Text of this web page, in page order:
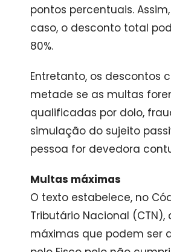
pontos percentuais.
caso, o desconto total
80%.
Entretanto, os descontos
metade se as multas
qualificadas por dolo,
simulação do sujeito
pessoa for devedora
Multas máximas
O texto estabelece, no
Tributário Nacional (CTN),
máximas que podem ser